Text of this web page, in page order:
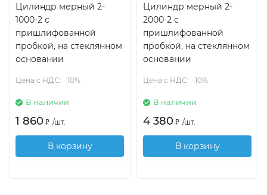
Цилиндр мерный 2-
1000-2 с
пришлифованной
пробкой, на стеклянном
основании
Цена с НДС: 10%
В наличии
1 860 ₽ /шт.
В корзину
Цилиндр мерный 2-
2000-2 с
пришлифованной
пробкой, на стеклянном
основании
Цена с НДС: 10%
В наличии
4 380 ₽ /шт.
В корзину